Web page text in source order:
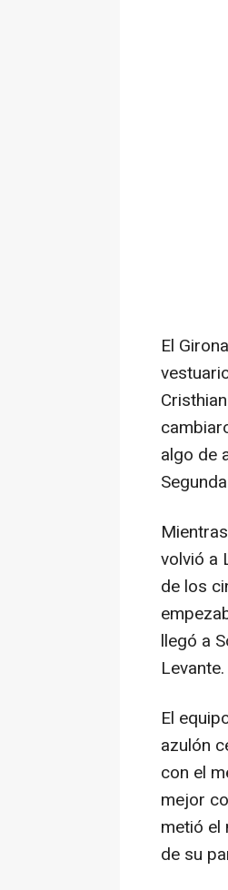
El
algo de
volvió a
de los
llegó a
Levante.
El
azulón
con el
mejor
metió el
de su